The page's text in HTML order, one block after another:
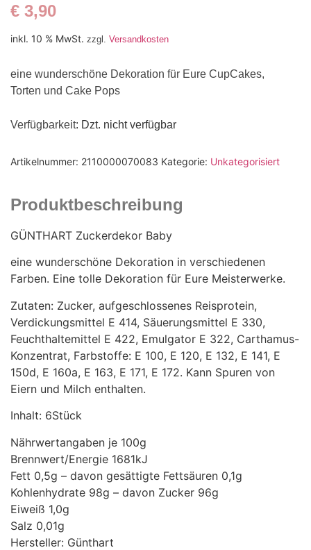
€ 3,90
inkl. 10 % MwSt. zzgl. Versandkosten
eine wunderschöne Dekoration für Eure CupCakes,
Torten und Cake Pops
Verfügbarkeit: Dzt. nicht verfügbar
Artikelnummer: 2110000070083 Kategorie: Unkategorisiert
Produktbeschreibung
GÜNTHART Zuckerdekor Baby
eine wunderschöne Dekoration in verschiedenen
Farben. Eine tolle Dekoration für Eure Meisterwerke.
Zutaten: Zucker, aufgeschlossenes Reisprotein,
Verdickungsmittel E 414, Säuerungsmittel E 330,
Feuchthaltemittel E 422, Emulgator E 322, Carthamus-
Konzentrat, Farbstoffe: E 100, E 120, E 132, E 141, E
150d, E 160a, E 163, E 171, E 172. Kann Spuren von
Eiern und Milch enthalten.
Inhalt: 6Stück
Nährwertangaben je 100g
Brennwert/Energie 1681kJ
Fett 0,5g – davon gesättigte Fettsäuren 0,1g
Kohlenhydrate 98g – davon Zucker 96g
Eiweiß 1,0g
Salz 0,01g
Hersteller: Günthart